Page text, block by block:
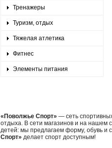
Тренажеры
Туризм, отдых
Тяжелая атлетика
Фитнес
Элементы питания
«Поволжье Спорт» — сеть
отдыха. В сети магазинов и на нашем
детей: мы предлагаем форму, обувь и
Спорт» делает спорт доступным!